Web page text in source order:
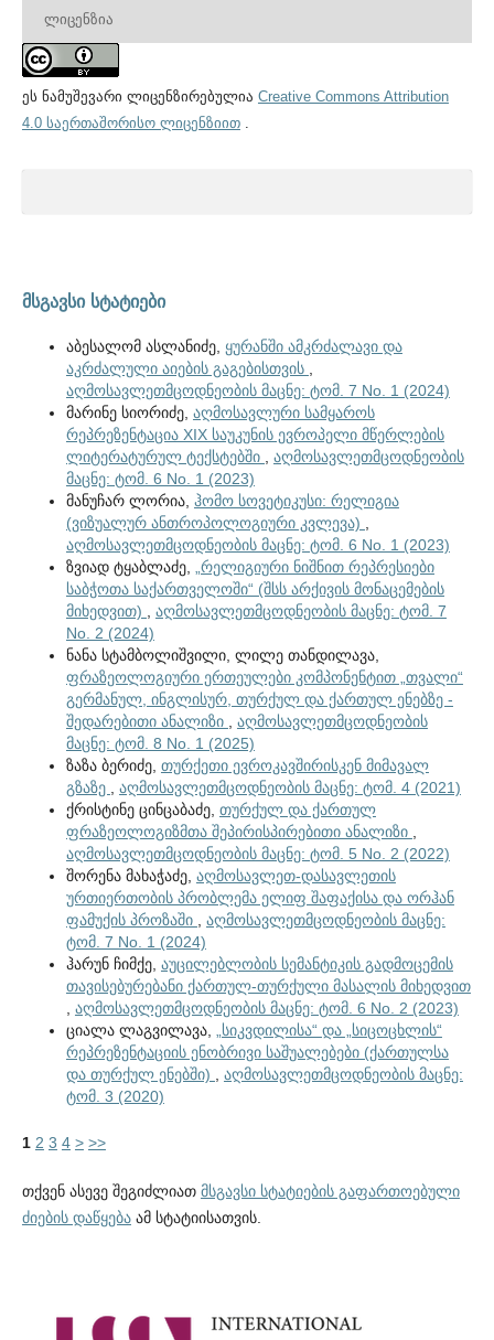
ᲚᲘᲪᲔᲜᲖᲘᲐ
ეს ნამუშევარი ლიცენზირებულია Creative Commons Attribution
4.0 საერთაშორისო ლიცენზიით.
მსგავსი სტატიები
აბესალომ ასლანიძე, ყურანში ამკრძალავი და
აკრძალული აიების გაგებისთვის
აღმოსავლეთმცოდნეობის მაცნე: ტომ. 7 No. 1 (2024)
მარინე სიორიძე, აღმოსავლური სამყაროს
რეპრეზენტაცია XIX საუკუნის ევროპელი მწერლების
ლიტერატურულ ტექსტებში
აღმოსავლეთმცოდნეობის
მაცნე: ტომ. 6 No. 1 (2023)
მანუჩარ ლორია, ჰომო სოვეტიკუსი: რელიგია
(ვიზუალურ ანთროპოლოგიური კვლევა)
აღმოსავლეთმცოდნეობის მაცნე: ტომ. 6 No. 1 (2023)
ზვიად ტყაბლაძე,
„რელიგიური ნიშნით რეპრესიები
საბჭოთა საქართველოში“ (შსს არქივის მონაცემების
მიხედვით)
აღმოსავლეთმცოდნეობის მაცნე: ტომ. 7
No. 2 (2024)
ნანა სტამბოლიშვილი, ლილე თანდილავა,
ფრაზეოლოგიური ერთეულები კომპონენტით „თვალი“
გერმანულ, ინგლისურ, თურქულ და ქართულ ენებზე -
შედარებითი ანალიზი
აღმოსავლეთმცოდნეობის
მაცნე: ტომ. 8 No. 1 (2025)
ზაზა ბერიძე, თურქეთი ევროკავშირისკენ მიმავალ
გზაზე
აღმოსავლეთმცოდნეობის მაცნე: ტომ. 4 (2021)
ქრისტინე ცინცაბაძე, თურქულ და ქართულ
ფრაზეოლოგიზმთა შეპირისპირებითი ანალიზი
აღმოსავლეთმცოდნეობის მაცნე: ტომ. 5 No. 2 (2022)
შორენა მახაჭაძე, აღმოსავლეთ-დასავლეთის
ურთიერთობის პრობლემა ელიფ შაფაქისა და ორჰან
ფამუქის პროზაში
აღმოსავლეთმცოდნეობის მაცნე:
ტომ. 7 No. 1 (2024)
ჰარუნ ჩიმქე, აუცილებლობის სემანტიკის გადმოცემის
თავისებურებანი ქართულ-თურქული მასალის მიხედვით
აღმოსავლეთმცოდნეობის მაცნე: ტომ. 6 No. 2 (2023)
ციალა ლაგვილავა,
„სიკვდილისა“ და „სიცოცხლის“
რეპრეზენტაციის ენობრივი საშუალებები (ქართულსა
და თურქულ ენებში)
აღმოსავლეთმცოდნეობის მაცნე:
ტომ. 3 (2020)
1 2 3 4 > >>
თქვენ ასევე შეგიძლიათ მსგავსი სტატიების გაფართოებული
ძიების დაწყებაამ სტატიისათვის.